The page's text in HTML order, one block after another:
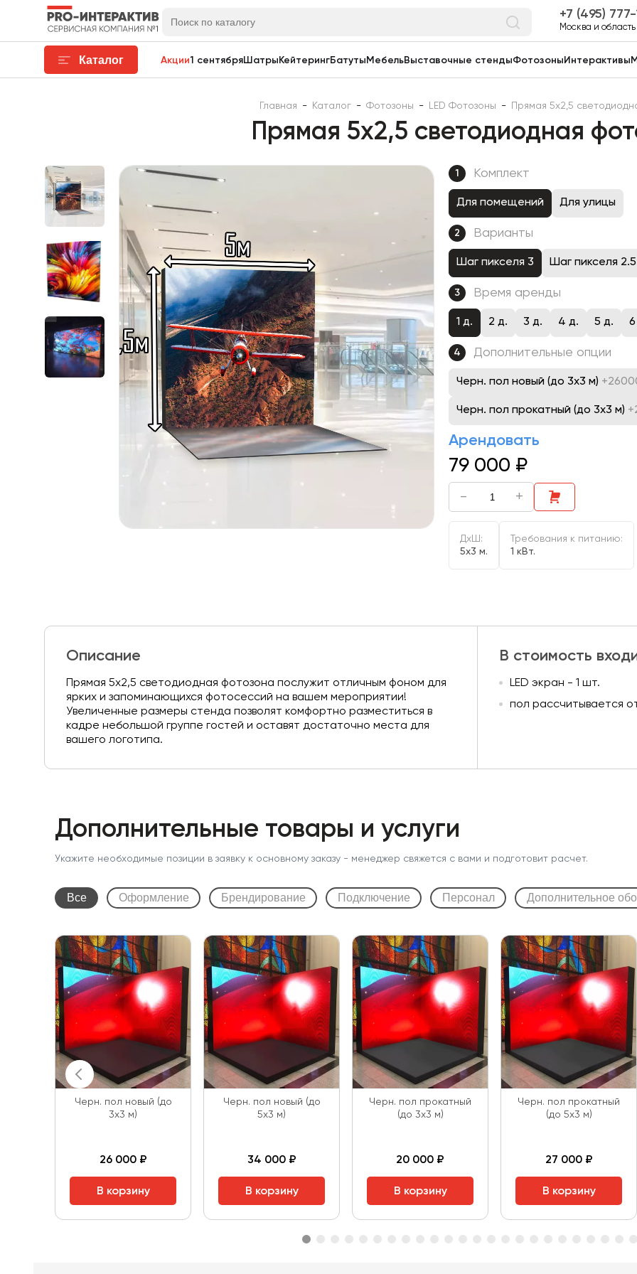
7 (495)
Москва и область
Каталог Акции1 сентябряШатры КейтерингБатуты МебельВыставочные стендыФотозоны Интерактивы
Главная - Каталог - Фотозоны - LED Фотозоны - Прямая 5х2,5
Прямая 5х2,5 светодиодная
1 Комплект
Для помещений Для улицы
2 Варианты
Шаг пикселя 3 Шаг пикселя 2.5
3 Время аренды
1 д. 2 д. 3 д. 4 д. 5 д.
4 Дополнительные опции
Черн. пол новый (до 3х3 м)
Черн. пол прокатный (до 3х3 м)
Арендовать
79 000 ₽
- +
ДxШ:
5x3 м.
Требования к питанию:
1 кВт.
Описание
Прямая 5х2,5 светодиодная фотозона послужит отличным фоном для
ярких и запоминающихся фотосессий на вашем мероприятии!
Увеличенные размеры стенда позволят комфортно разместиться в
кадре небольшой группе гостей и оставят достаточно места для
вашего логотипа.
В стоимость
LED экран - 1 шт.
пол рассчитывается
Дополнительные товары и услуги
Укажите необходимые позиции в заявку к основному заказу - менеджер свяжется с вами и подготовит расчет.
Все Оформление Брендирование Подключение Персонал Дополнительное
Черн. пол новый (до
3х3 м)
26 000 ₽
В корзину
Черн. пол новый (до
5х3 м)
34 000 ₽
В корзину
Черн. пол прокатный
(до 3х3 м)
20 000 ₽
В корзину
Черн. пол прокатный
(до 5х3 м)
27 000 ₽
В корзину